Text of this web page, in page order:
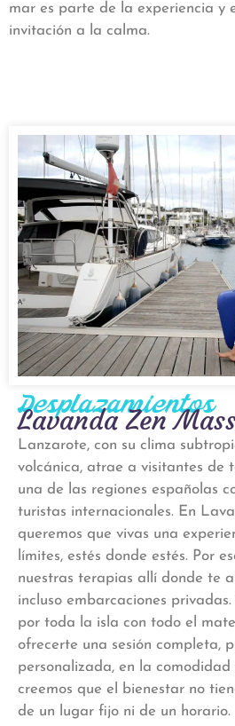
mar es parte de la experiencia y
invitación a la calma.
Desplazamientos
Lavanda Zen
Lanzarote, con su clima
volcánica, atrae a visitantes de
una de las regiones españolas
turistas internacionales. En
queremos que vivas una
límites, estés donde estés. Por
nuestras terapias allí donde te
incluso embarcaciones
por toda la isla con todo el
ofrecerte una sesión completa,
personalizada, en la comodidad
creemos que el bienestar no
de un lugar fijo ni de un horario.